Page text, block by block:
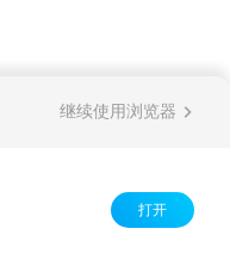
继续使用浏览器
打开